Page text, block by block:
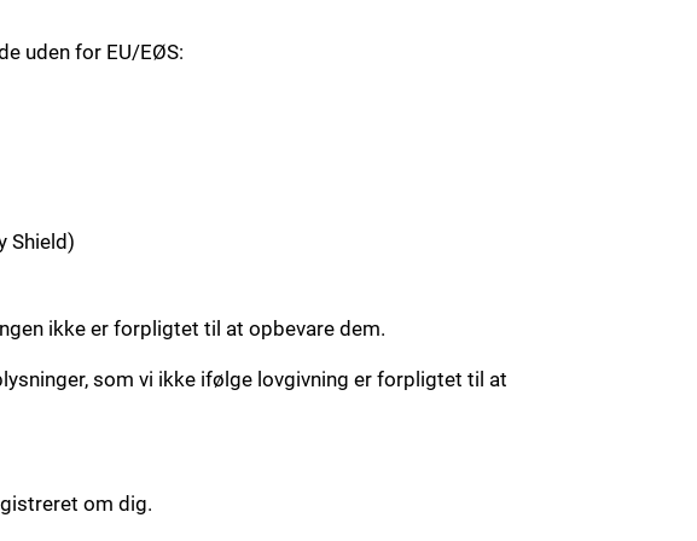
uden for EU/EØS:
Shield)
ikke er forpligtet til at opbevare dem.
som vi ikke ifølge lovgivning er forpligtet til at
om dig.